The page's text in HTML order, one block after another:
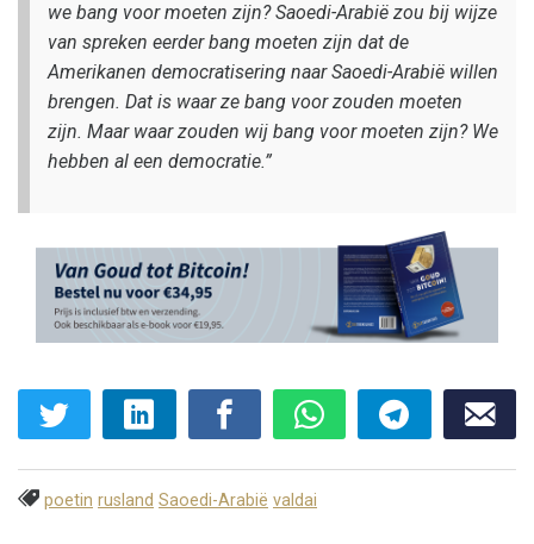
we bang voor moeten zijn? Saoedi-Arabië zou bij wijze
van spreken eerder bang moeten zijn dat de
Amerikanen democratisering naar Saoedi-Arabië willen
brengen. Dat is waar ze bang voor zouden moeten
zijn. Maar waar zouden wij bang voor moeten zijn? We
hebben al een democratie.”
poetin rusland Saoedi-Arabië valdai